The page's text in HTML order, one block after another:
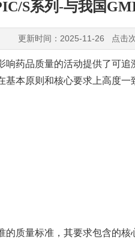
S系列-与我国
更新时间：2025-11-26 点击
药品质量的活动提供了可
基本原则和核心要求上高度
质量标准，其要求包含的